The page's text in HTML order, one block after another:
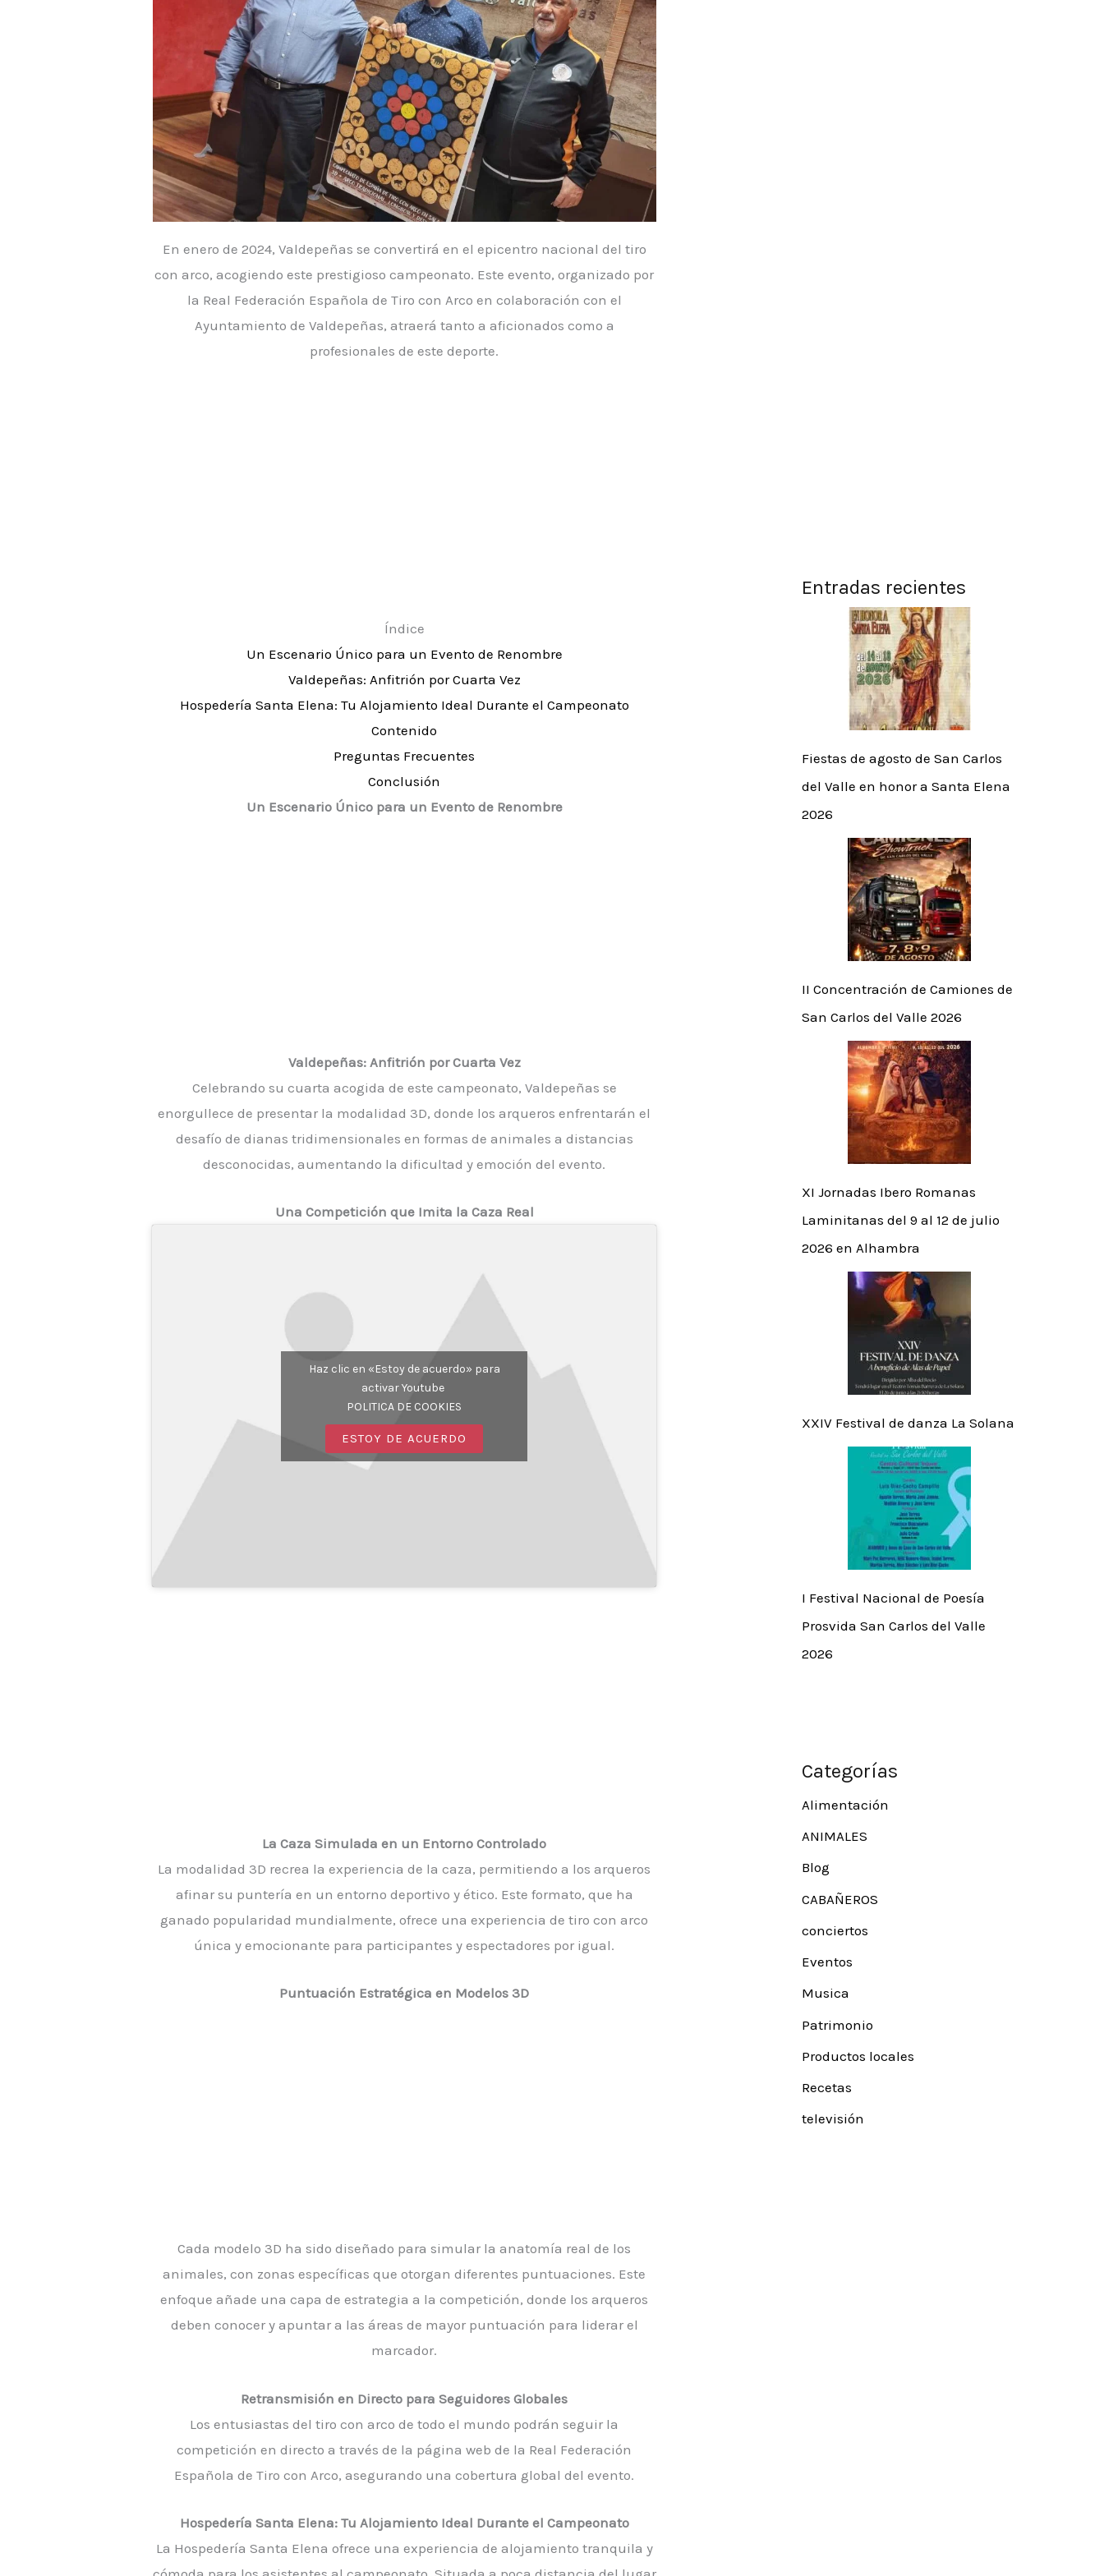
En enero de 2024, Valdepeñas se convertirá en el epicentro nacional del tiro
con arco, acogiendo este prestigioso campeonato. Este evento, organizado por
la Real Federación Española de Tiro con Arco en colaboración con el
Ayuntamiento de Valdepeñas, atraerá tanto a aficionados como a
profesionales de este deporte.
Índice
Un Escenario Único para un Evento de Renombre
Valdepeñas: Anfitrión por Cuarta Vez
Hospedería Santa Elena: Tu Alojamiento Ideal Durante el Campeonato
Contenido
Preguntas Frecuentes
Conclusión
Un Escenario Único para un Evento de Renombre
Valdepeñas: Anfitrión por Cuarta Vez
Celebrando su cuarta acogida de este campeonato, Valdepeñas se
enorgullece de presentar la modalidad 3D, donde los arqueros enfrentarán el
desafío de dianas tridimensionales en formas de animales a distancias
desconocidas, aumentando la dificultad y emoción del evento.
Una Competición que Imita la Caza Real
Haz clic en «Estoy de acuerdo» para
activar Youtube
POLITICA DE COOKIES
ESTOY DE ACUERDO
La Caza Simulada en un Entorno Controlado
La modalidad 3D recrea la experiencia de la caza, permitiendo a los arqueros
afinar su puntería en un entorno deportivo y ético. Este formato, que ha
ganado popularidad mundialmente, ofrece una experiencia de tiro con arco
única y emocionante para participantes y espectadores por igual.
Puntuación Estratégica en Modelos 3D
Cada modelo 3D ha sido diseñado para simular la anatomía real de los
animales, con zonas específicas que otorgan diferentes puntuaciones. Este
enfoque añade una capa de estrategia a la competición, donde los arqueros
deben conocer y apuntar a las áreas de mayor puntuación para liderar el
marcador.
Retransmisión en Directo para Seguidores Globales
Los entusiastas del tiro con arco de todo el mundo podrán seguir la
competición en directo a través de la página web de la Real Federación
Española de Tiro con Arco, asegurando una cobertura global del evento.
Hospedería Santa Elena: Tu Alojamiento Ideal Durante el Campeonato
La Hospedería Santa Elena ofrece una experiencia de alojamiento tranquila y
Entradas recientes
Fiestas de agosto de San Carlos
del Valle en honor a Santa Elena
2026
II Concentración de Camiones de
San Carlos del Valle 2026
XI Jornadas Ibero Romanas
Laminitanas del 9 al 12 de julio
2026 en Alhambra
XXIV Festival de danza La Solana
I Festival Nacional de Poesía
Prosvida San Carlos del Valle
2026
Categorías
Alimentación
ANIMALES
Blog
CABAÑEROS
conciertos
Eventos
Musica
Patrimonio
Productos locales
Recetas
televisión